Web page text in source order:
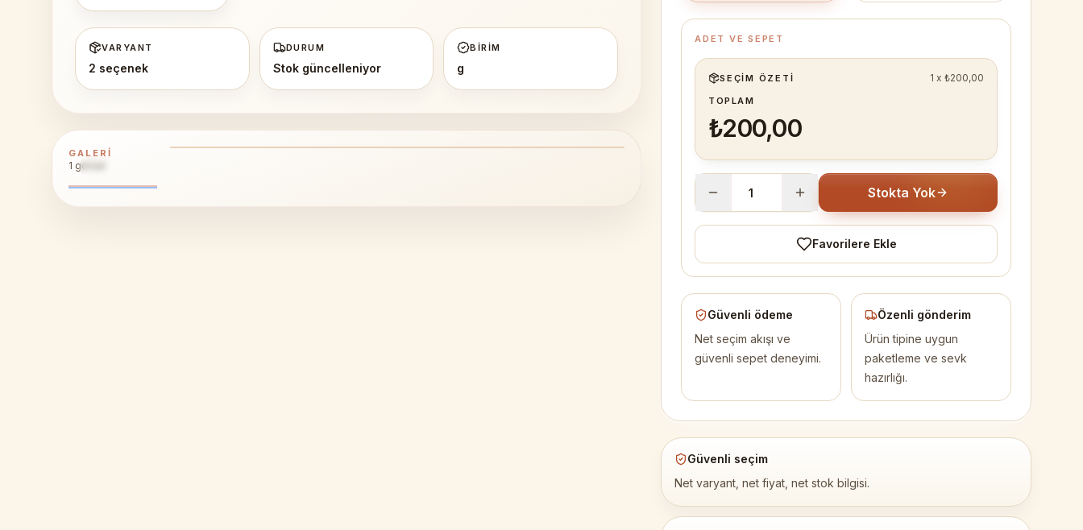
VARYANT
2 seçenek
DURUM
Stok güncelleniyor
BIRIM
g
GALERI
1 görsel
Siirt Üzüm Pestili %100 Doğal
ADET VE SEPET
SEÇIM ÖZETI 1 x ₺200,00
TOPLAM
₺200,00
Stokta Yok
Favorilere Ekle
Güvenli ödeme
Net seçim akışı ve
güvenli sepet deneyimi.
Özenli gönderim
Ürün tipine uygun
paketleme ve sevk
hazırlığı.
Güvenli seçim
Net varyant, net fiyat, net stok bilgisi.